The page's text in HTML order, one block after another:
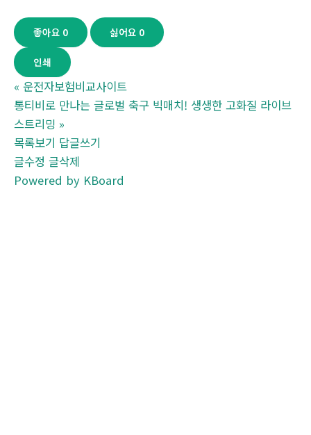
좋아요 0 싫어요 0
인쇄
« 운전자보험비교사이트
통티비로 만나는 글로벌 축구 빅매치! 생생한 고화질 라이브
스트리밍 »
목록보기 답글쓰기
글수정 글삭제
Powered by KBoard